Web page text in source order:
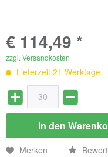
€ 114,49 *
zzgl. Versandkosten
Lieferzeit 21 Werktage
In den
Merken